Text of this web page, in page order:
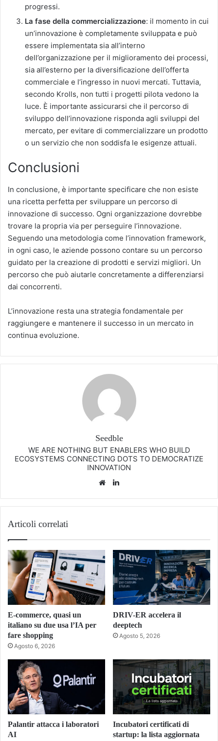
progressi.
La fase della commercializzazione: il momento in cui
un’innovazione è completamente sviluppata e può
essere implementata sia all’interno
dell’organizzazione per il miglioramento dei processi,
sia all’esterno per la diversificazione dell’offerta
commerciale e l’ingresso in nuovi mercati. Tuttavia,
secondo Krolls, non tutti i progetti pilota vedono la
luce. È importante assicurarsi che il percorso di
sviluppo dell’innovazione risponda agli sviluppi del
mercato, per evitare di commercializzare un prodotto
o un servizio che non soddisfa le esigenze attuali.
Conclusioni
In conclusione, è importante specificare che non esiste
una ricetta perfetta per sviluppare un percorso di
innovazione di successo. Ogni organizzazione dovrebbe
trovare la propria via per perseguire l’innovazione.
Seguendo una metodologia come l’innovation framework,
in ogni caso, le aziende possono contare su un percorso
guidato per la creazione di prodotti e servizi migliori. Un
percorso che può aiutarle concretamente a differenziarsi
dai concorrenti.
L’innovazione resta una strategia fondamentale per
raggiungere e mantenere il successo in un mercato in
continua evoluzione.
Seedble
WE ARE NOTHING BUT ENABLERS WHO BUILD
ECOSYSTEMS CONNECTING DOTS TO DEMOCRATIZE
INNOVATION
Website
Articoli correlati
E-commerce, quasi un
italiano su due usa l’IA per
fare shopping
Agosto 6, 2026
DRIV-ER accelera il
deeptech
Agosto 5, 2026
Palantir attacca i laboratori
AI
Incubatori certificati di
startup: la lista aggiornata